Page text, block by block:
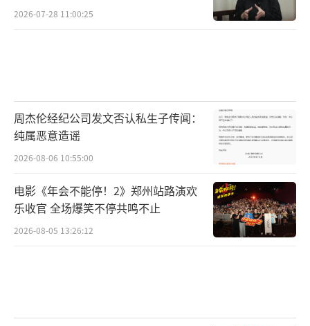
2026-07-28 11:00:25
周杰伦经纪公司发文否认私生子传闻：
纯属恶意造谣
2026-08-06 10:55:00
电影《年会不能停！2》郑州站路演欢
乐收官 全场爆笑不停共鸣不止
2026-08-05 13:26:12